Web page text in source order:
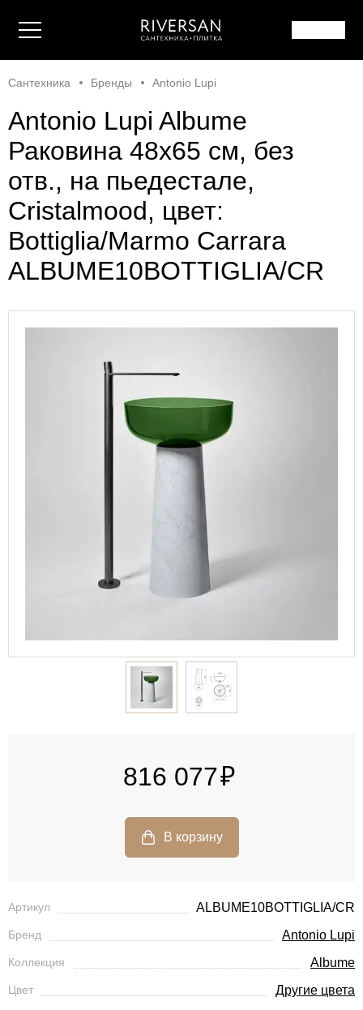
Сантехника Бренды Antonio Lupi
Antonio Lupi Albume
Раковина 48х65 см, без
отв., на пьедестале,
Cristalmood, цвет:
Bottiglia/Marmo Carrara
ALBUME10BOTTIGLIA/CR
Артикул ALBUME10BOTTIGLIA/CR
Бренд Antonio Lupi
Коллекция Albume
Цвет Другие цвета
816 077